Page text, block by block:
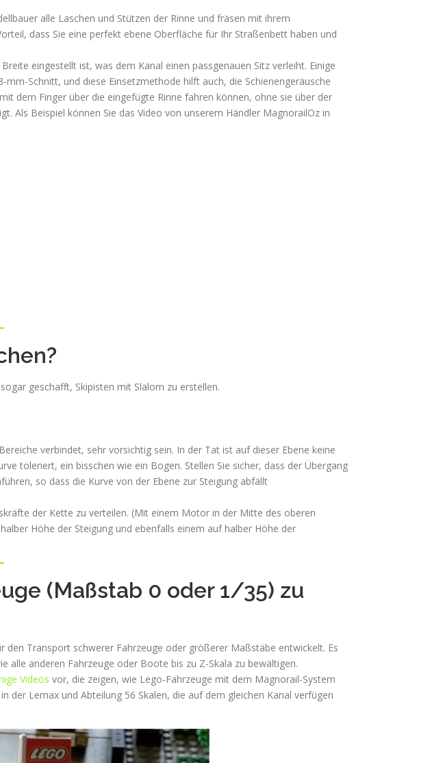
alle Laschen und Stützen der Rinne und fräsen mit ihrem
dass Sie eine perfekt ebene Oberfläche für Ihr Straßenbett haben und
eingestellt ist, was dem Kanal einen passgenauen Sitz verleiht. Einige
Schnitt, und diese Einsetzmethode hilft auch, die Schienengeräusche
dem Finger über die eingefügte Rinne fahren können, ohne sie über der
Als Beispiel können Sie das Video von unserem Händler MagnorailOz in
geschafft, Skipisten mit Slalom zu erstellen.
verbindet, sehr vorsichtig sein. In der Tat ist auf dieser Ebene keine
toleriert, ein bisschen wie ein Bogen. Stellen Sie sicher, dass der Übergang
so dass die Kurve von der Ebene zur Steigung abfällt
der Kette zu verteilen. (Mit einem Motor in der Mitte des oberen
Höhe der Steigung und ebenfalls einem auf halber Höhe der
(Maßstab 0 oder 1/35) zu
Transport schwerer Fahrzeuge oder größerer Maßstäbe entwickelt. Es
anderen Fahrzeuge oder Boote bis zu Z-Skala zu bewältigen.
Videos vor, die zeigen, wie Lego-Fahrzeuge mit dem Magnorail-System
Lemax und Abteilung 56 Skalen, die auf dem gleichen Kanal verfügen